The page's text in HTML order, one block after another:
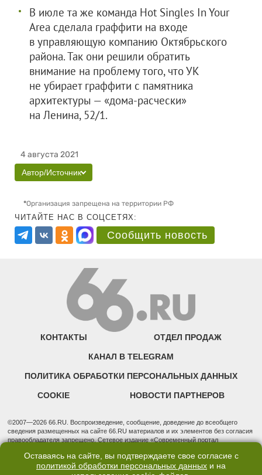
В июле та же команда Hot Singles In Your
Area сделала граффити на входе
в управляющую компанию Октябрьского
района. Так они решили обратить
внимание на проблему того, что УК
не убирает граффити с памятника
архитектуры — «дома-расчески»
на Ленина, 52/1.
4 августа 2021
Автор/Источник
*Организация запрещена на территории РФ
ЧИТАЙТЕ НАС В СОЦСЕТЯХ:
Сообщить новость
КОНТАКТЫ ОТДЕЛ ПРОДАЖ
КАНАЛ В TELEGRAM
ПОЛИТИКА ОБРАБОТКИ ПЕРСОНАЛЬНЫХ ДАННЫХ
COOKIE НОВОСТИ ПАРТНЕРОВ
©2007—2026 66.RU. Воспроизведение, сообщение, доведение до всеобщего
сведения размещенных на сайте 66.RU материалов и их элементов без согласия
правообладателя запрещено. Сетевое издание «Современный портал
надзору в сфере связи, информационных технологий и массовых коммуникаций
(Роскомнадзор). Регистрационный номер ЭЛ № ФС 77 - 76634 от 02.09.2019
Оставаясь на сайте, вы подтверждаете свое согласие с
политикой обработки персональных данных и на